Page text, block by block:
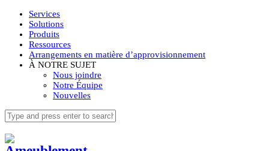
Services
Solutions
Produits
Ressources
Arrangements en matière d’approvisionnement
À NOTRE SUJET
Nous joindre
Notre Équipe
Nouvelles